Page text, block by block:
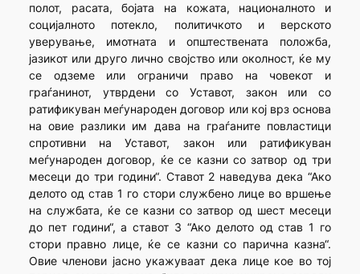
полот, расата, бојата на кожата, националното и
социјалното потекло, политичкото и верското
уверување, имотната и општествената положба,
јазикот или друго лично својство или околност, ќе му
се одземе или ограничи право на човекот и
граѓанинот, утврдени со Уставот, закон или со
ратификуван меѓународен договор или кој врз основа
на овие разлики им дава на граѓаните повластици
спротивни на Уставот, закон или ратификуван
меѓународен договор, ќе се казни со затвор од три
месеци до три години“. Ставот 2 наведува дека “Ако
делото од став 1 го стори службено лице во вршење
на службата, ќе се казни со затвор од шест месеци
до пет години“, а ставот 3 “Ако делото од став 1 го
стори правно лице, ќе се казни со парична казна“.
Овие членови јасно укажуваат дека лице кое во тој